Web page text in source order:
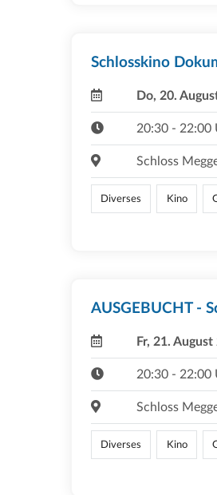
Schlosskino
Do, 20.
20:30 - 22:00
Schloss
Diverses Kino
AUSGEBUCHT -
Fr, 21. August
20:30 - 22:00
Schloss
Diverses Kino